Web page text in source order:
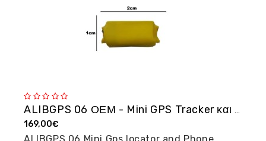
ALIBGPS 06 ΟΕΜ - Mini GPS Tracker και φω�...
169,00€